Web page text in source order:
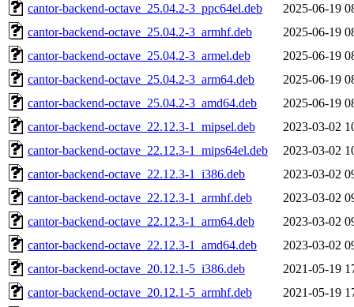
cantor-backend-octave_25.04.2-3_ppc64el.deb
2025-06-19
cantor-backend-octave_25.04.2-3_armhf.deb
2025-06-19
cantor-backend-octave_25.04.2-3_armel.deb
2025-06-19
cantor-backend-octave_25.04.2-3_arm64.deb
2025-06-19
cantor-backend-octave_25.04.2-3_amd64.deb
2025-06-19
cantor-backend-octave_22.12.3-1_mipsel.deb
2023-03-02
cantor-backend-octave_22.12.3-1_mips64el.deb
2023-03-02
cantor-backend-octave_22.12.3-1_i386.deb
2023-03-02
cantor-backend-octave_22.12.3-1_armhf.deb
2023-03-02
cantor-backend-octave_22.12.3-1_arm64.deb
2023-03-02
cantor-backend-octave_22.12.3-1_amd64.deb
2023-03-02
cantor-backend-octave_20.12.1-5_i386.deb
2021-05-19
cantor-backend-octave_20.12.1-5_armhf.deb
2021-05-19